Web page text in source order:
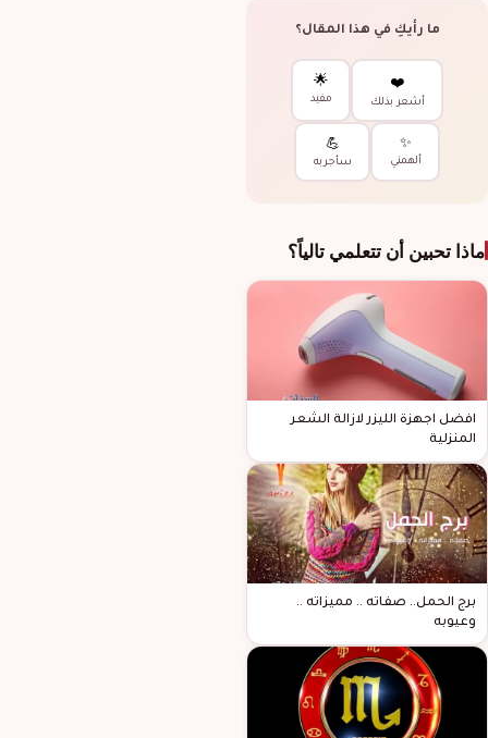
ما رأيكِ في هذا المقال؟
❤️
أشعر بذلك
🌟
مفيد
✨
ألهمني
💪
سأجربه
ماذا تحبين أن تتعلمي تالياً؟
افضل اجهزة الليزر لازالة الشعر
المنزلية
برج الحمل.. صفاته .. مميزاته ..
وعيوبه